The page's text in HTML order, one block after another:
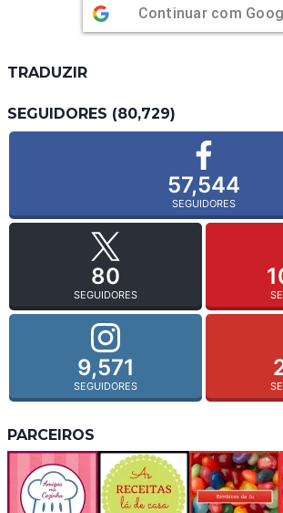
Continuar com
TRADUZIR
SEGUIDORES (80,729)
57,544
SEGUIDORES
80
SEGUIDORES
9,571
SEGUIDORES
PARCEIROS